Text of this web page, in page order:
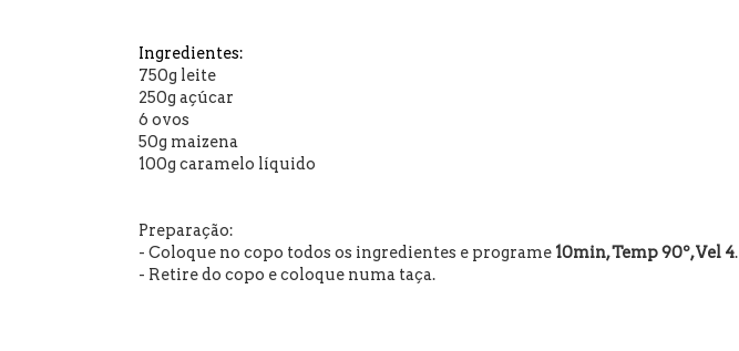
Ingredientes:
750g leite
250g açúcar
6 ovos
50g maizena
100g caramelo líquido
Preparação:
- Coloque no copo todos os ingredientes e programe 10min, Temp 90º, Vel 4.
- Retire do copo e coloque numa taça.